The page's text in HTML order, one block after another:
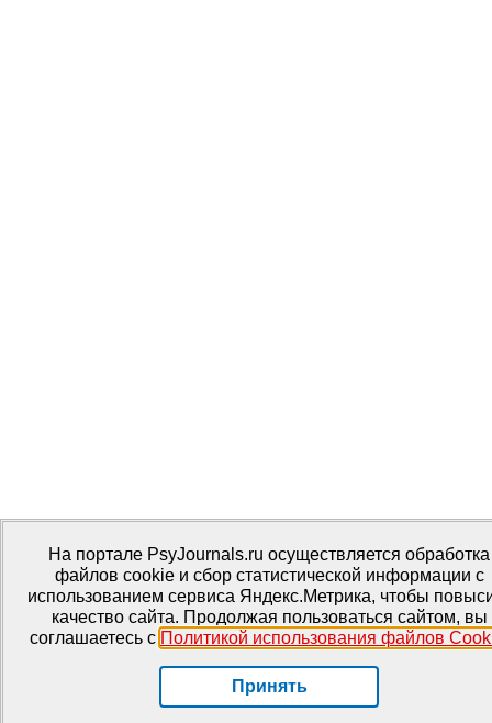
На портале PsyJournals.ru осуществляется обработка
файлов cookie и сбор статистической информации с
использованием сервиса Яндекс.Метрика, чтобы
качество сайта. Продолжая пользоваться сайтом, вы
соглашаетесь с Политикой использования файлов
Принять